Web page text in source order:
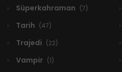
Süperkahraman (7)
Tarih (47)
Trajedi (22)
Vampir (1)